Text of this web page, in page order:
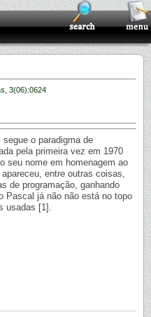
3(06):0624
segue o paradigma de
pela primeira vez em 1970
seu nome em homenagem ao
entre outras coisas,
de programação, ganhando
Pascal já não não está no topo
usadas [1].